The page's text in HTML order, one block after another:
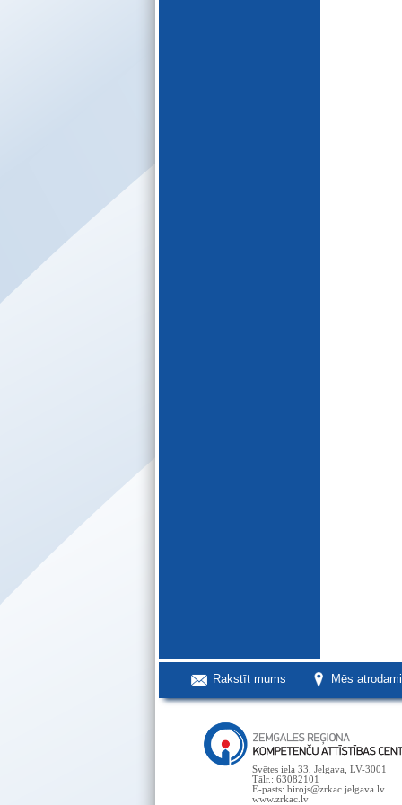
Rakstīt mums Mēs
Svētes iela 33, Jelgava, LV-3001
Tālr.: 63082101
E-pasts: birojs@zrkac.jelgava.lv
www.zrkac.lv